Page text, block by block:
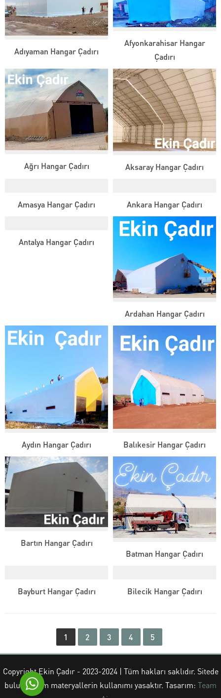
Adıyaman Hangar Çadırı
Afyonkarahisar Hangar
Çadırı
Ağrı Hangar Çadırı Aksaray Hangar Çadırı
Amasya Hangar Çadırı Ankara Hangar Çadırı
Antalya Hangar Çadırı
Ardahan Hangar Çadırı
Aydın Hangar Çadırı Balıkesir Hangar Çadırı
Bartın Hangar Çadırı
Batman Hangar Çadırı
Bayburt Hangar Çadırı Bilecik Hangar Çadırı
1 2 3 4 5
Copyright Ekin Çadır - 2023-2024 | Tüm hakları saklıdır. Sitede
bulunan tüm materyallerin kullanımı yasaktır. Tasarım: Team
Ekin Çadır
Cevap Yaz